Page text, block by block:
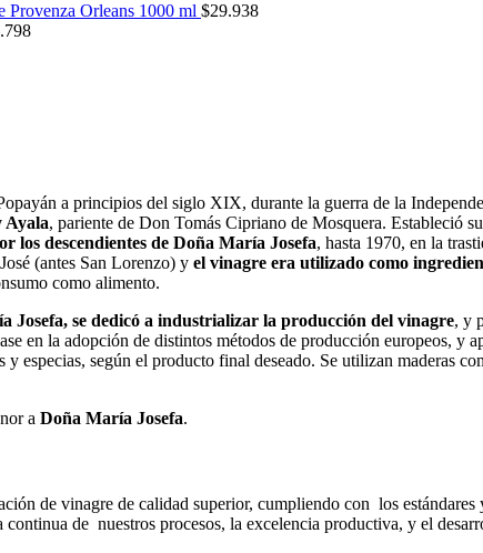
Provenza Orleans 1000 ml $29.938
a principios del siglo XIX, durante la guerra de la
Ayala, pariente de Don Tomás Cipriano de Mosquera. Estableció
los descendientes de Doña María Josefa, hasta 1970, en la
(antes San Lorenzo) y el vinagre era utilizado como
como alimento.
Josefa, se dedicó a industrializar la producción del vinagre, y
en la adopción de distintos métodos de producción europeos, y
y especias, según el producto final deseado. Se utilizan maderas
a Doña María Josefa.
de vinagre de calidad superior, cumpliendo con los
de nuestros procesos, la excelencia productiva, y el